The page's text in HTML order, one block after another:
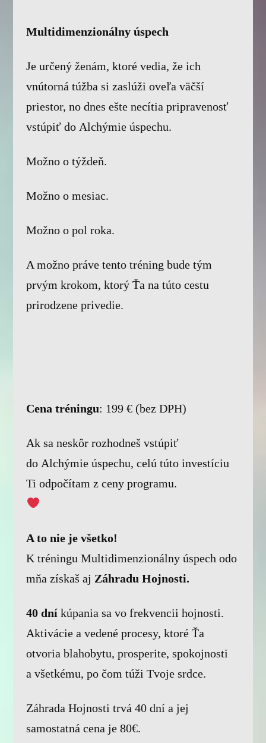
Multidimenzionálny úspech
Je určený ženám, ktoré vedia, že ich
vnútorná túžba si zaslúži oveľa väčší
priestor, no dnes ešte necítia pripravenosť
vstúpiť do Alchýmie úspechu.
Možno o týždeň.
Možno o mesiac.
Možno o pol roka.
A možno práve tento tréning bude tým
prvým krokom, ktorý Ťa na túto cestu
prirodzene privedie.
Cena tréningu: 199 € (bez DPH)
Ak sa neskôr rozhodneš vstúpiť
do Alchýmie úspechu, celú túto investíciu
Ti odpočítam z ceny programu.
A to nie je všetko!
K tréningu Multidimenzionálny úspech odo
mňa získaš aj Záhradu Hojnosti.
40 dní kúpania sa vo frekvencii hojnosti.
Aktivácie a vedené procesy, ktoré Ťa
otvoria blahobytu, prosperite, spokojnosti
a všetkému, po čom túži Tvoje srdce.
Záhrada Hojnosti trvá 40 dní a jej
samostatná cena je 80€.